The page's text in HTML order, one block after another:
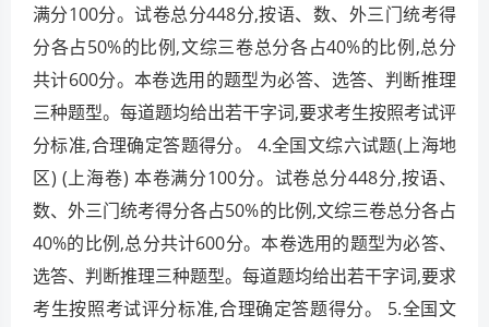
满分100分。试卷总分448分,按语、数、外三门统考得
分各占50%的比例,文综三卷总分各占40%的比例,总分
共计600分。本卷选用的题型为必答、选答、判断推理
三种题型。每道题均给出若干字词,要求考生按照考试评
分标准,合理确定答题得分。 4.全国文综六试题(上海地
区) (上海卷) 本卷满分100分。试卷总分448分,按语、
数、外三门统考得分各占50%的比例,文综三卷总分各占
40%的比例,总分共计600分。本卷选用的题型为必答、
选答、判断推理三种题型。每道题均给出若干字词,要求
考生按照考试评分标准,合理确定答题得分。 5.全国文